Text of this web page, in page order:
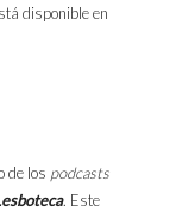
disponible en
de los podcasts
. Este